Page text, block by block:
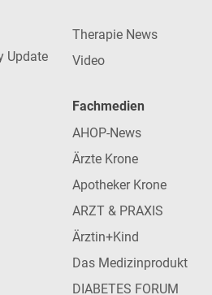
Update
Therapie News
Video
Fachmedien
AHOP-News
Ärzte Krone
Apotheker Krone
ARZT & PRAXIS
Ärztin+Kind
Das Medizinprodukt
DIABETES FORUM